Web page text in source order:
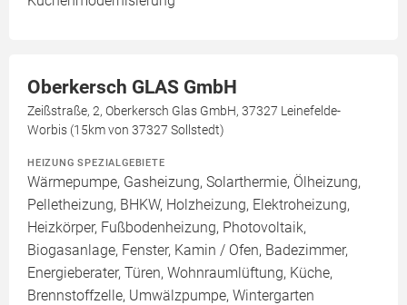
Oberkersch GLAS GmbH
Zeißstraße, 2, Oberkersch Glas GmbH, 37327 Leinefelde-
Worbis (15km von 37327 Sollstedt)
HEIZUNG SPEZIALGEBIETE
Wärmepumpe, Gasheizung, Solarthermie, Ölheizung,
Pelletheizung, BHKW, Holzheizung, Elektroheizung,
Heizkörper, Fußbodenheizung, Photovoltaik,
Biogasanlage, Fenster, Kamin / Ofen, Badezimmer,
Energieberater, Türen, Wohnraumlüftung, Küche,
Brennstoffzelle, Umwälzpumpe, Wintergarten